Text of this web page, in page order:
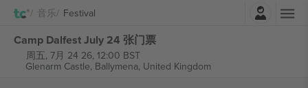
音乐 Festival
Camp Dalfest July 24 张门票
周五, 7月 24 26, 12:00 BST
Glenarm Castle, Ballymena, United Kingdom